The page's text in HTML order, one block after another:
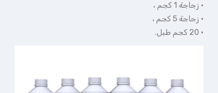
· زجاجة 1 كجم ،
· زجاجة 5 كجم ،